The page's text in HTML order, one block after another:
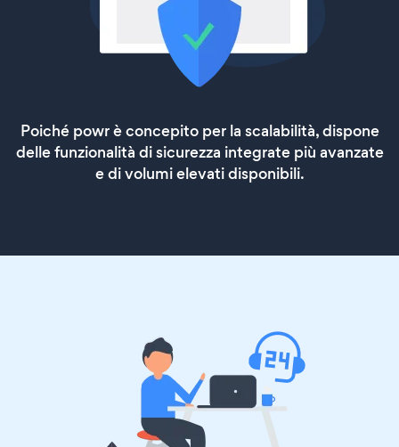
Poiché powr è concepito per la scalabilità, dispone
delle funzionalità di sicurezza integrate più avanzate
e di volumi elevati disponibili.